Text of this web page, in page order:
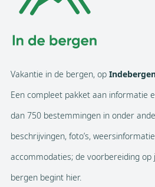
Vakantie in de bergen, op
Een compleet pakket aan informatie
dan 750 bestemmingen in onder
beschrijvingen, foto’s,
accommodaties; de voorbereiding op
bergen begint hier.